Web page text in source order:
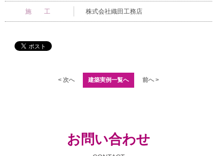
施 工 株式会社織田工務店
< 次へ 建築実例一覧へ 前へ >
お問い合わせ